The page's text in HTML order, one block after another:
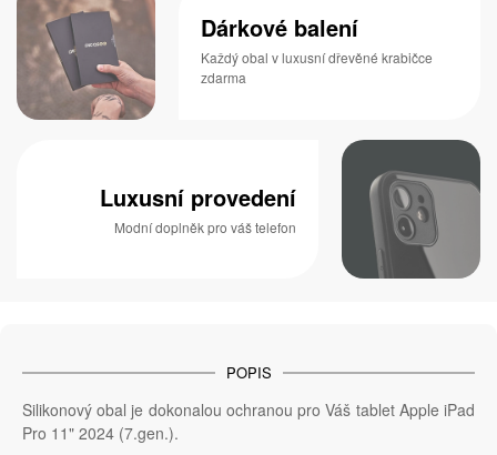
Dárkové balení
Každý obal v luxusní dřevěné krabičce
zdarma
Luxusní provedení
Modní doplněk pro váš telefon
POPIS
Silikonový obal je dokonalou ochranou pro Váš tablet Apple iPad
Pro 11" 2024 (7.gen.).